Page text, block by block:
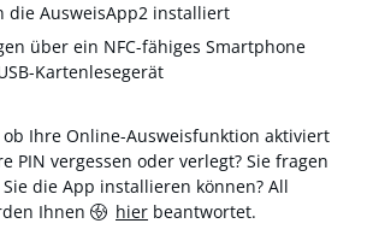
die AusweisApp2 installiert
über ein NFC-fähiges Smartphone
Kartenlesegerät
Ihre Online-Ausweisfunktion aktiviert
PIN vergessen oder verlegt? Sie fragen
die App installieren können? All
Ihnen
hier beantwortet.